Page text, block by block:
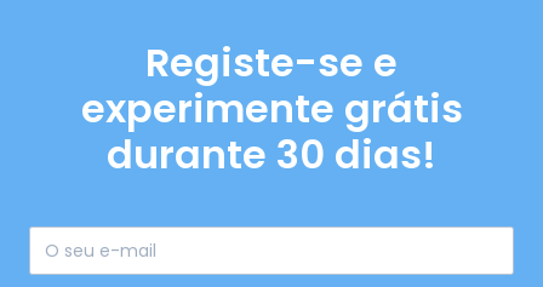
Registe-se e
experimente grátis
durante 30 dias!